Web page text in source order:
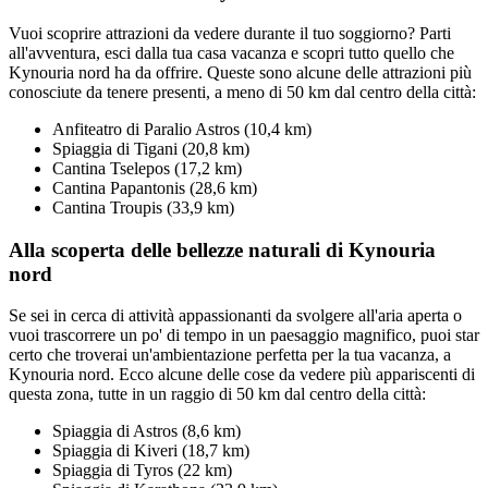
Vuoi scoprire attrazioni da vedere durante il tuo soggiorno? Parti
all'avventura, esci dalla tua casa vacanza e scopri tutto quello che
Kynouria nord ha da offrire. Queste sono alcune delle attrazioni più
conosciute da tenere presenti, a meno di 50 km dal centro della città:
Anfiteatro di Paralio Astros (10,4 km)
Spiaggia di Tigani (20,8 km)
Cantina Tselepos (17,2 km)
Cantina Papantonis (28,6 km)
Cantina Troupis (33,9 km)
Alla scoperta delle bellezze naturali di Kynouria
nord
Se sei in cerca di attività appassionanti da svolgere all'aria aperta o
vuoi trascorrere un po' di tempo in un paesaggio magnifico, puoi star
certo che troverai un'ambientazione perfetta per la tua vacanza, a
Kynouria nord. Ecco alcune delle cose da vedere più appariscenti di
questa zona, tutte in un raggio di 50 km dal centro della città:
Spiaggia di Astros (8,6 km)
Spiaggia di Kiveri (18,7 km)
Spiaggia di Tyros (22 km)